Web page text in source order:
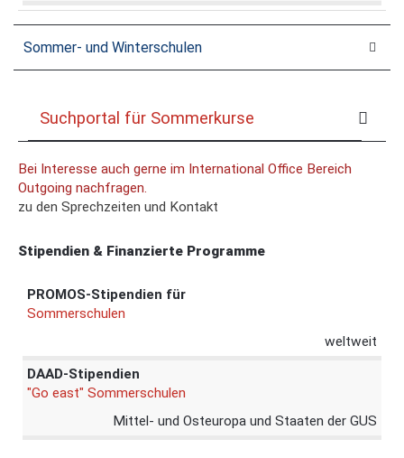
Sommer- und Winterschulen
Suchportal für Sommerkurse
Bei Interesse auch gerne im International Office Bereich
Outgoing nachfragen.
zu den Sprechzeiten und Kontakt
Stipendien & Finanzierte Programme
PROMOS-Stipendien für
Sommerschulen
weltweit
DAAD-Stipendien
"Go east" Sommerschulen
Mittel- und Osteuropa und Staaten der GUS